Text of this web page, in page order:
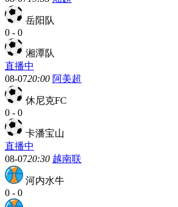
岳阳队
0 - 0
湘潭队
直播中
08-0720:00 阿美超
休尼克FC
0 - 0
卡潘宝山
直播中
08-0720:30 越南联
河内水牛
0 - 0